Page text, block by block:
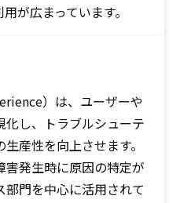
が広まっています。
）は、ユーザーや
し、トラブルシューテ
産性を向上させます。
発生時に原因の特定が
門を中心に活用されて